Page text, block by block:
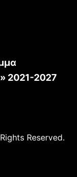
2021-2027
Reserved.